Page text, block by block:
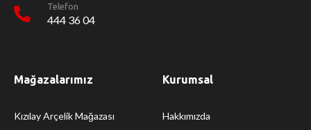
Telefon
444 36 04
Mağazalarımız
Kızılay Arçelik Mağazası
Kurumsal
Hakkımızda